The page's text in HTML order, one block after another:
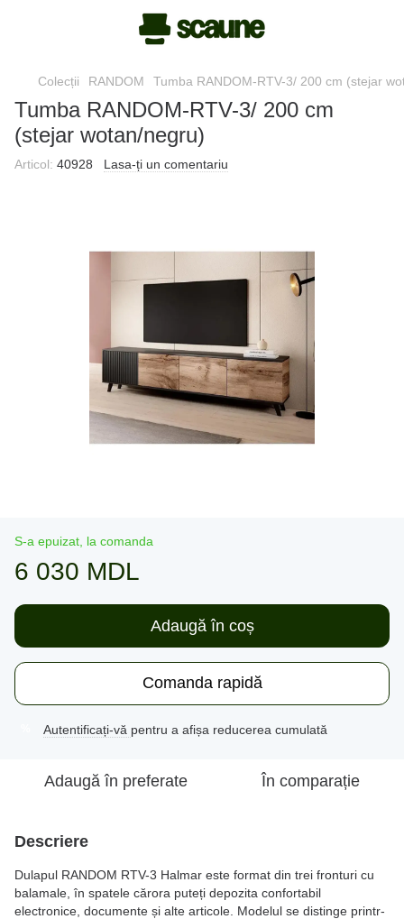
Colecții RANDOM Tumba RANDOM-RTV-3/ 200 cm (stejar
Tumba RANDOM-RTV-3/ 200 cm
(stejar wotan/negru)
Articol: 40928 Lasa-ți un comentariu
S-a epuizat, la comanda
6 030 MDL
Adaugă în coș
Comanda rapidă
Autentificați-vă pentru a afișa reducerea cumulată
Adaugă în preferate În comparație
Descriere
Dulapul RANDOM RTV-3 Halmar este format din trei fronturi cu
balamale, în spatele cărora puteți depozita confortabil
electronice, documente și alte articole. Modelul se distinge printr-